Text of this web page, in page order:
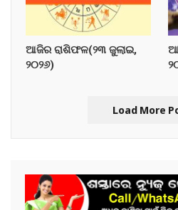
ଆଜିର ରାଶିଫଳ(୨୩ ଜୁଲାଇ,
୨୦୨୬)
Load More